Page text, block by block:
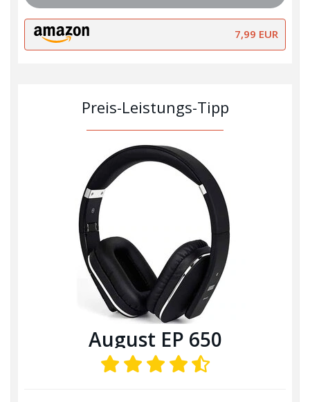
7,99 EUR
Preis-Leistungs-Tipp
August EP 650